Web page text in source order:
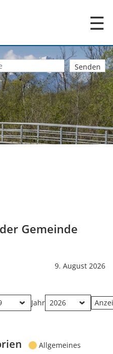
☰
Gemeinde
9. August 2026
Jahr
Allgemeines